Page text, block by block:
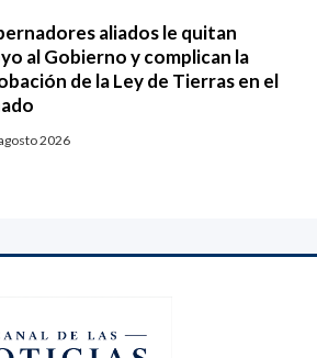
aliados le quitan
al Gobierno y complican la
de la Ley de Tierras en el
2026